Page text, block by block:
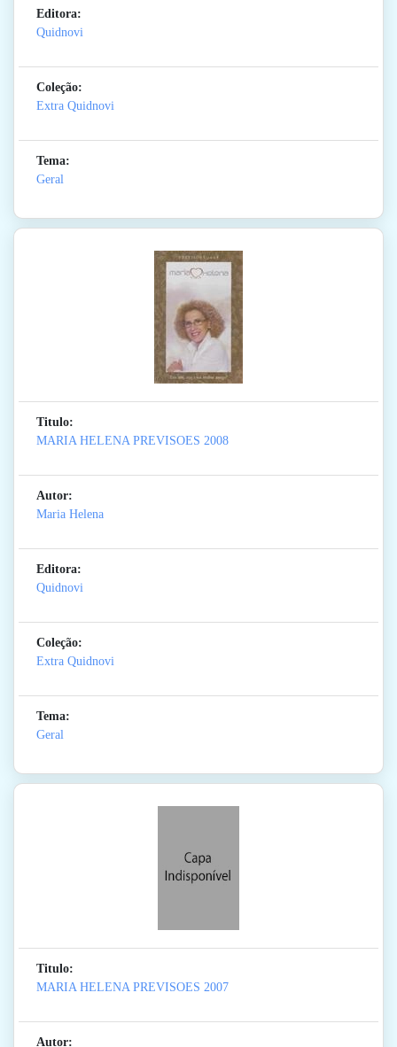
Editora:
Quidnovi
Coleção:
Extra Quidnovi
Tema:
Geral
Titulo:
MARIA HELENA PREVISOES 2008
Autor:
Maria Helena
Editora:
Quidnovi
Coleção:
Extra Quidnovi
Tema:
Geral
Titulo:
MARIA HELENA PREVISOES 2007
Autor: